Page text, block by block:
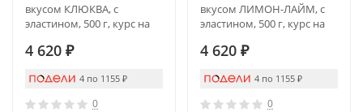
вкусом КЛЮКВА, с
эластином, 500 г, курс на
4 620 ₽
4 по 1155 ₽
0
вкусом ЛИМОН-ЛАЙМ, с
эластином, 500 г, курс на
4 620 ₽
4 по 1155 ₽
0